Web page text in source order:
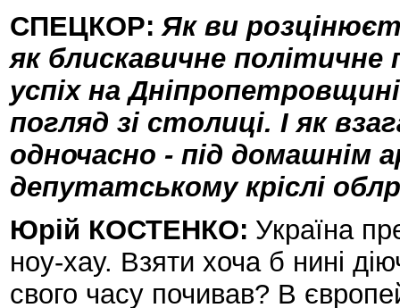
СПЕЦКОР: Як ви
як блискавичне політичне
успіх на
погляд зі столиці. І як
одночасно - під домашнім
депутатському кріслі
Юрій КОСТЕНКО: Україна
ноу-хау. Взяти хоча б нині
свого часу почивав? В